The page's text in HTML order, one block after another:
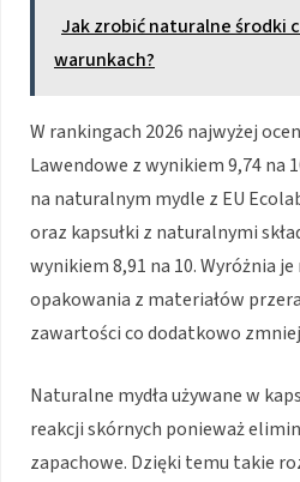
Jak zrobić naturalne środki
warunkach?
W rankingach 2026 najwyżej
Lawendowe z wynikiem 9,74 na
na naturalnym mydle z EU
oraz kapsułki z naturalnymi
wynikiem 8,91 na 10. Wyróżnia
opakowania z materiałów
zawartości co dodatkowo
Naturalne mydła używane w
reakcji skórnych ponieważ
zapachowe. Dzięki temu takie